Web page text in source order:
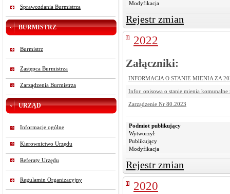
Sprawozdania Burmistrza
BURMISTRZ
Burmistrz
Zastępca Burmistrza
Zarządzenia Burmistrza
URZĄD
Informacje ogólne
Kierownictwo Urzędu
Referaty Urzędu
Regulamin Organizacyjny
Modyfikacja
Rejestr zmian
2022
Załączniki:
INFORMACJA O STANIE MIENIA ZA
Infor. opisowa o stanie mienia komunalne
Zarządzenie Nr 80.2023
Podmiot publikujący
Wytworzył
Publikujący
Modyfikacja
Rejestr zmian
2020